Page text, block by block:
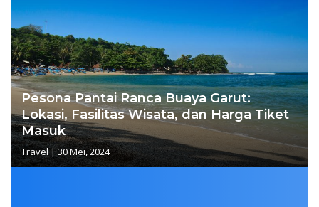
Pesona Pantai Ranca Buaya Garut:
Lokasi, Fasilitas Wisata, dan Harga Tiket
Masuk
Travel|30 Mei, 2024